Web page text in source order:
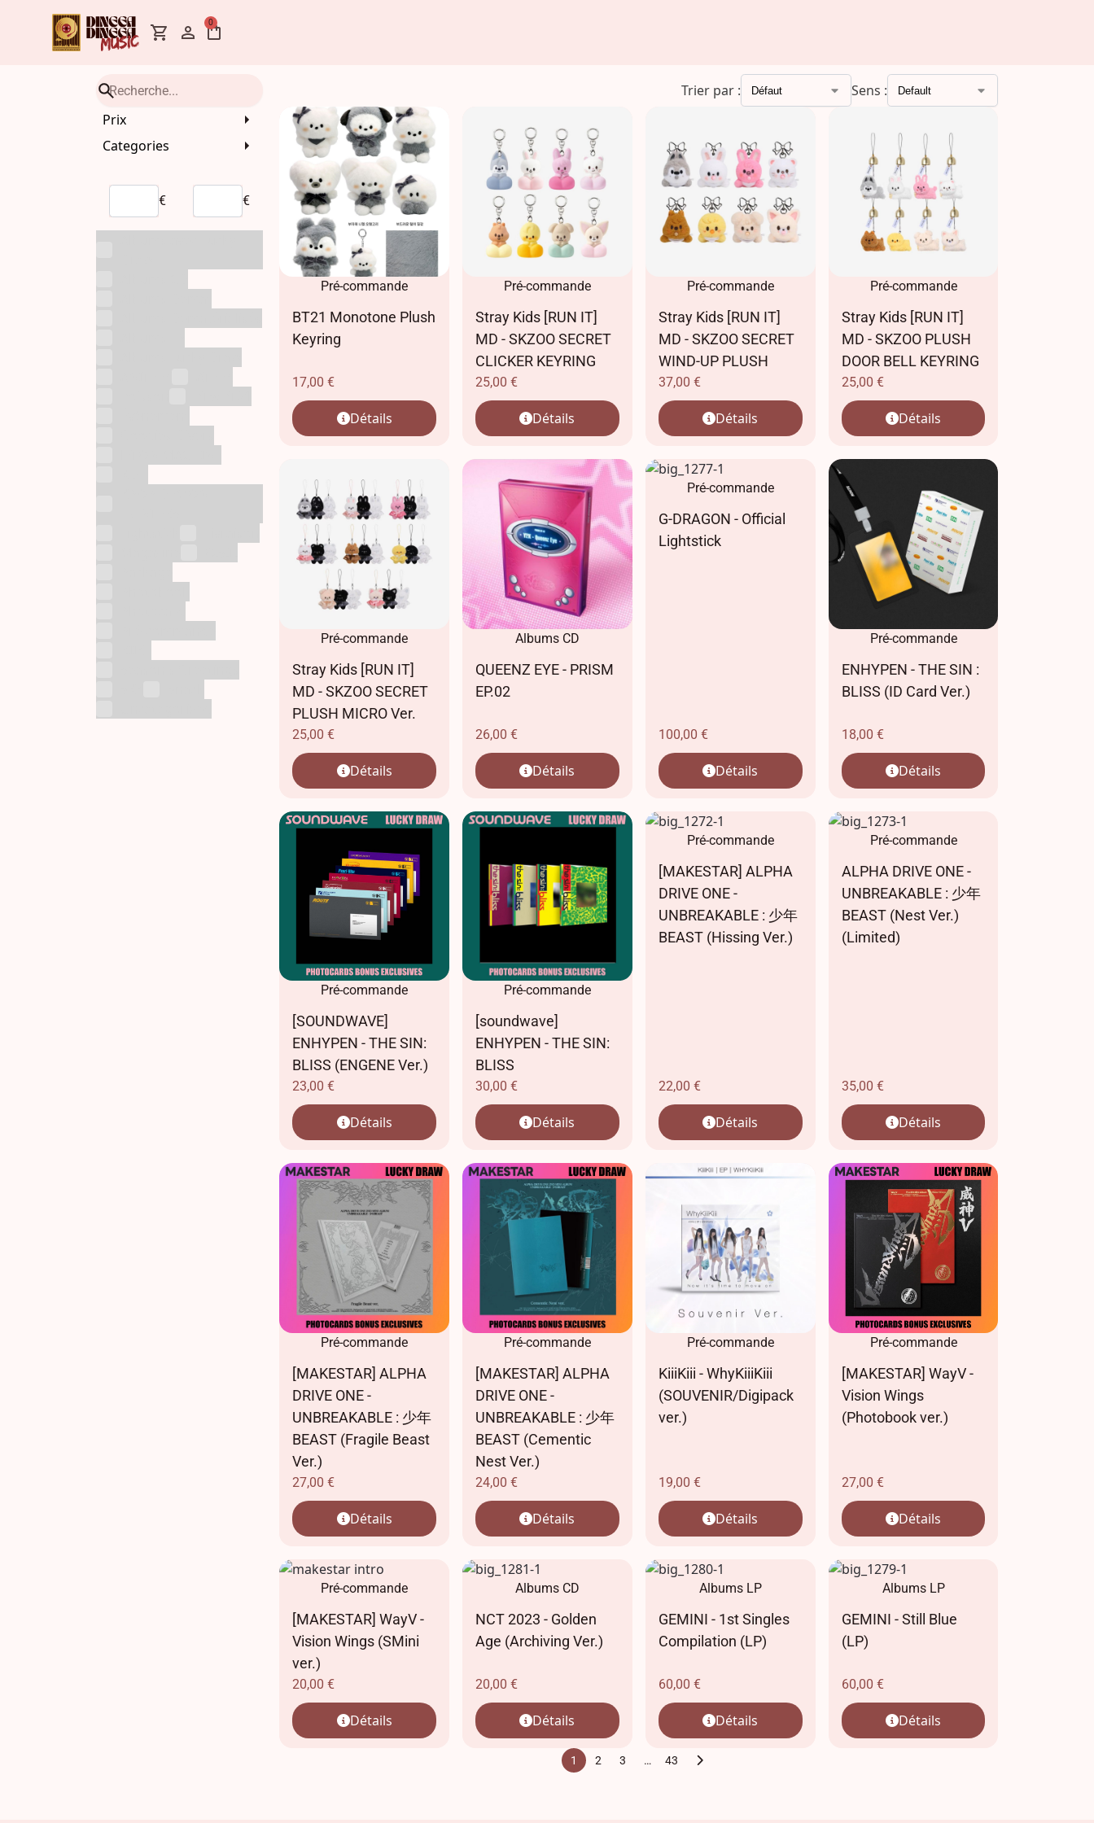
0
Prix
Categories
€ €
Trier par : Sens :
Pré-commande
BT21 Monotone Plush
Keyring
17,00€
Détails
Pré-commande
Stray Kids [RUN IT]
MD - SKZOO SECRET
CLICKER KEYRING
25,00€
Détails
Pré-commande
Stray Kids [RUN IT]
MD - SKZOO SECRET
WIND-UP PLUSH
37,00 €
Détails
Pré-commande
Stray Kids [RUN IT]
MD - SKZOO PLUSH
DOOR BELL KEYRING
25,00 €
Détails
Pré-commande
Stray Kids [RUN IT]
MD - SKZOO SECRET
PLUSH MICRO Ver.
25,00€
Détails
Albums CD
QUEENZ EYE - PRISM
EP.02
26,00€
Détails
Pré-commande
G-DRAGON - Official
Lightstick
100,00 €
Détails
Pré-commande
ENHYPEN - THE SIN :
BLISS (ID Card Ver.)
18,00 €
Détails
Pré-commande
[SOUNDWAVE]
ENHYPEN - THE SIN:
BLISS (ENGENE Ver.)
23,00€
Détails
Pré-commande
[soundwave]
ENHYPEN - THE SIN:
BLISS
30,00€
Détails
Pré-commande
[MAKESTAR] ALPHA
DRIVE ONE -
UNBREAKABLE : 少年
BEAST (Hissing Ver.)
22,00 €
Détails
Pré-commande
ALPHA DRIVE ONE -
UNBREAKABLE : 少年
BEAST (Nest Ver.)
(Limited)
35,00 €
Détails
Pré-commande
[MAKESTAR] ALPHA
DRIVE ONE -
UNBREAKABLE : 少年
BEAST (Fragile Beast
Ver.)
27,00€
Détails
Pré-commande
[MAKESTAR] ALPHA
DRIVE ONE -
UNBREAKABLE : 少年
BEAST (Cementic
Nest Ver.)
24,00€
Détails
Pré-commande
KiiiKiii - WhyKiiiKiii
(SOUVENIR/Digipack
ver.)
19,00 €
Détails
Pré-commande
[MAKESTAR] WayV -
Vision Wings
(Photobook ver.)
27,00 €
Détails
Pré-commande
[MAKESTAR] WayV -
Vision Wings (SMini
ver.)
20,00€
Détails
Albums CD
NCT 2023 - Golden
Age (Archiving Ver.)
20,00€
Détails
Albums LP
GEMINI - 1st Singles
Compilation (LP)
60,00 €
Détails
Albums LP
GEMINI - Still Blue
(LP)
60,00 €
Détails
1 2 3 … 43